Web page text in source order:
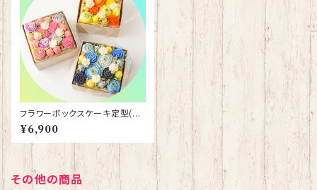
フラワーボックスケーキ定型(あ
んクリーム) 配送日指定不可
¥6,900
その他の商品